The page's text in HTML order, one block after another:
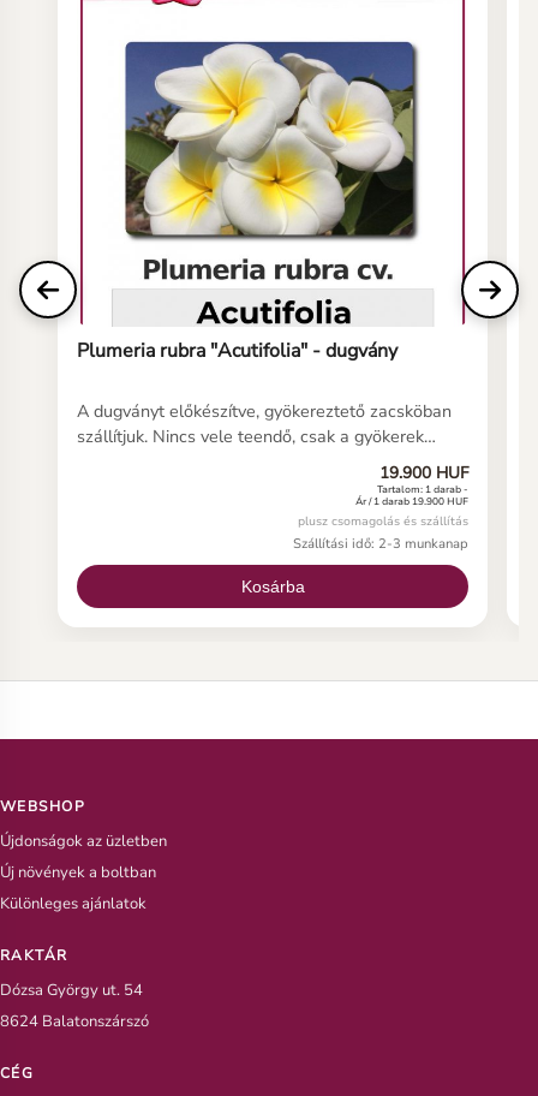
Plumeria rubra "Acutifolia" - dugvány
A dugványt előkészítve, gyökereztető zacsköban
szállítjuk. Nincs vele teendő, csak a gyökerek
megjelenését kell megvárni! A dugvány erős,
gyökér nélküli. Gyökereztetésre alkalmas
állapotban küldjük. A kallusz egyes esetekben már
megjelent a dugványon. Kérjük, ügyeljen a
gyökértelen dugványokra vonatkozó általunk leírt
megjegyzések, tanácsok betartására!
19.900 HUF
Tartalom: 1 darab -
Ár / 1 darab 19.900 HUF
plusz csomagolás és szállítás
Szállítási idő: 2-3 munkanap
Kosárba
WEBSHOP
Újdonságok az üzletben
Új növények a boltban
Különleges ajánlatok
RAKTÁR
Dózsa György ut. 54
8624 Balatonszárszó
CÉG